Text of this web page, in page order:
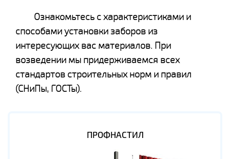
Ознакомьтесь с характеристиками и
способами установки заборов из
интересующих вас материалов. При
возведении мы придерживаемся всех
стандартов строительных норм и правил
(СНиПы, ГОСТы).
ПРОФНАСТИЛ